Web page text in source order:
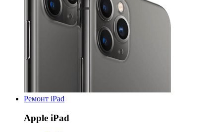
Ремонт iPad
Apple iPad